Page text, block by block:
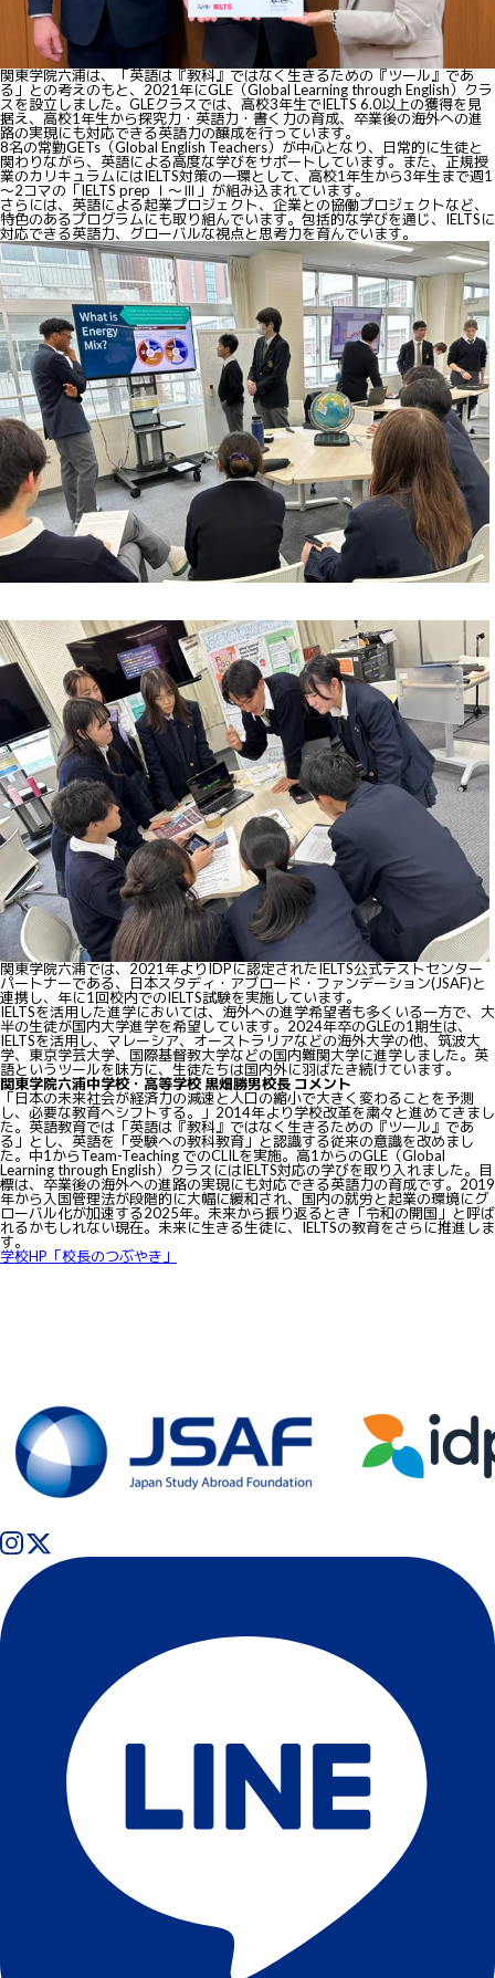
関東学院六浦は、「英語は『教科』ではなく生きるための『ツール』であ
る」との考えのもと、2021年にGLE（Global Learning through English）クラ
スを設立しました。GLEクラスでは、高校3年生でIELTS 6.0以上の獲得を見
据え、高校1年生から探究力・英語力・書く力の育成、卒業後の海外への進
路の実現にも対応できる英語力の醸成を行っています。
8名の常勤GETs（Global English Teachers）が中心となり、日常的に生徒と
関わりながら、英語による高度な学びをサポートしています。また、正規授
業のカリキュラムにはIELTS対策の一環として、高校1年生から3年生まで週1
～2コマの「IELTS prep Ⅰ～Ⅲ」が組み込まれています。
さらには、英語による起業プロジェクト、企業との協働プロジェクトなど、
特色のあるプログラムにも取り組んでいます。包括的な学びを通じ、IELTSに
対応できる英語力、グローバルな視点と思考力を育んでいます。
関東学院六浦では、2021年よりIDPに認定されたIELTS公式テストセンター
パートナーである、日本スタディ・アブロード・ファンデーション(JSAF)と
連携し、年に1回校内でのIELTS試験を実施しています。
IELTSを活用した進学においては、海外への進学希望者も多くいる一方で、大
半の生徒が国内大学進学を希望しています。2024年卒のGLEの1期生は、
IELTSを活用し、マレーシア、オーストラリアなどの海外大学の他、筑波大
学、東京学芸大学、国際基督教大学などの国内難関大学に進学しました。英
語というツールを味方に、生徒たちは国内外に羽ばたき続けています。
関東学院六浦中学校・高等学校 黒畑勝男校長 コメント
「日本の未来社会が経済力の減速と人口の縮小で大きく変わることを予測
し、必要な教育へシフトする。」2014年より学校改革を粛々と進めてきまし
た。英語教育では「英語は『教科』ではなく生きるための『ツール』であ
る」とし、英語を「受験への教科教育」と認識する従来の意識を改めまし
た。中1からTeam-Teaching でのCLILを実施。高1からのGLE（Global
Learning through English）クラスにはIELTS対応の学びを取り入れました。目
標は、卒業後の海外への進路の実現にも対応できる英語力の育成です。2019
年から入国管理法が段階的に大幅に緩和され、国内の就労と起業の環境にグ
ローバル化が加速する2025年。未来から振り返るとき「令和の開国」と呼ば
れるかもしれない現在。未来に生きる生徒に、IELTSの教育をさらに推進しま
す。
学校HP「校長のつぶやき」